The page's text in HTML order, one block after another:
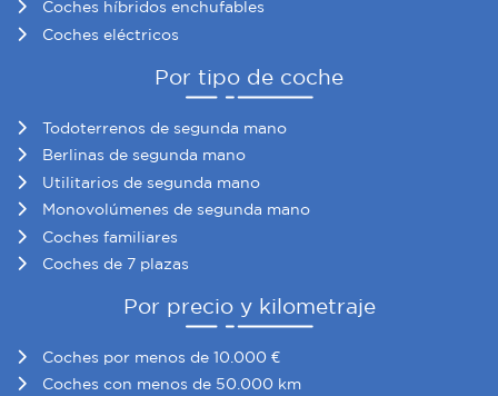
Coches híbridos enchufables
Coches eléctricos
Por tipo de coche
Todoterrenos de segunda mano
Berlinas de segunda mano
Utilitarios de segunda mano
Monovolúmenes de segunda mano
Coches familiares
Coches de 7 plazas
Por precio y kilometraje
Coches por menos de 10.000 €
Coches con menos de 50.000 km